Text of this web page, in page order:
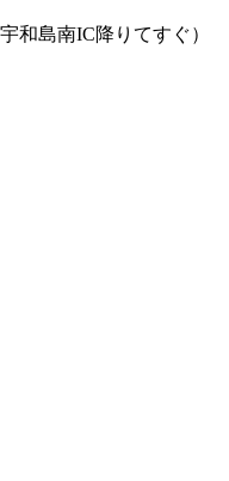
和島南IC降りてすぐ）